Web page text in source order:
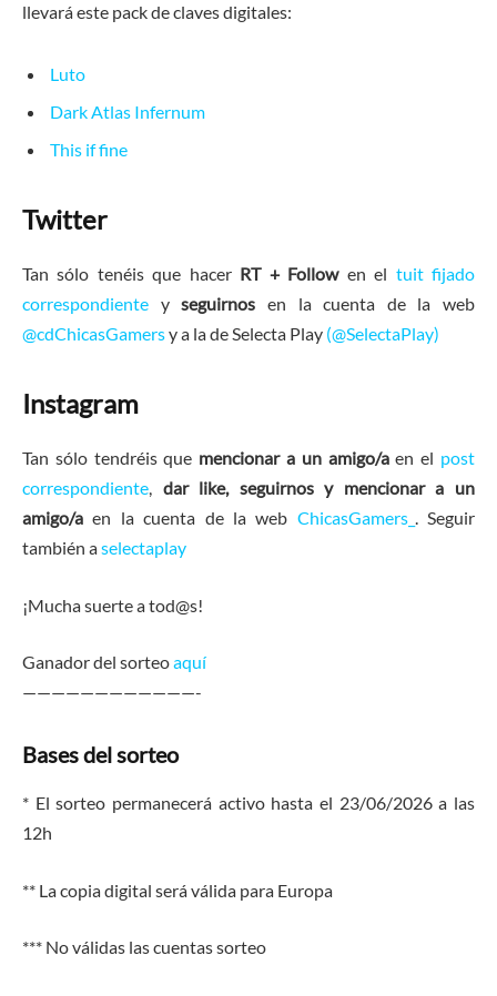
llevará este pack de claves digitales:
Luto
Dark Atlas Infernum
This if fine
Twitter
Tan sólo tenéis que hacer RT + Followen el tuit fijado
correspondiente yseguirnos en la cuenta de la web
@cdChicasGamersy a la de Selecta Play (@SelectaPlay)
Instagram
Tan sólo tendréis que mencionar a un amigo/aen el post
correspondiente, dar like, seguirnos y mencionar a un
amigo/aen la cuenta de la web ChicasGamers_ . Seguir
también aselectaplay
¡Mucha suerte a tod@s!
Ganador del sorteoaquí
————————————-
Bases del sorteo
* El sorteo permanecerá activo hasta el 23/06/2026 a las
12h
** La copia digital será válida para Europa
*** No válidas las cuentas sorteo